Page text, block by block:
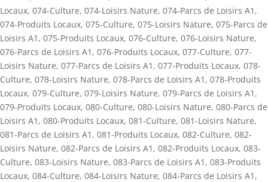
Locaux, 074-Culture, 074-Loisirs Nature, 074-Parcs de Loisirs A1 ,
074-Produits Locaux, 075-Culture, 075-Loisirs Nature, 075-Parcs de
Loisirs A1 , 075-Produits Locaux, 076-Culture, 076-Loisirs Nature,
076-Parcs de Loisirs A1 , 076-Produits Locaux, 077-Culture, 077-
Loisirs Nature, 077-Parcs de Loisirs A1 , 077-Produits Locaux, 078-
Culture, 078-Loisirs Nature, 078-Parcs de Loisirs A1 , 078-Produits
Locaux, 079-Culture, 079-Loisirs Nature, 079-Parcs de Loisirs A1 ,
079-Produits Locaux, 080-Culture, 080-Loisirs Nature, 080-Parcs de
Loisirs A1 , 080-Produits Locaux, 081-Culture, 081-Loisirs Nature,
081-Parcs de Loisirs A1 , 081-Produits Locaux, 082-Culture, 082-
Loisirs Nature, 082-Parcs de Loisirs A1 , 082-Produits Locaux, 083-
Culture, 083-Loisirs Nature, 083-Parcs de Loisirs A1 , 083-Produits
Locaux, 084-Culture, 084-Loisirs Nature, 084-Parcs de Loisirs A1 ,